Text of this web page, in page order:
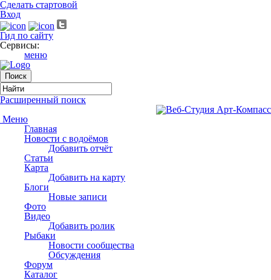
Сделать стартовой
Вход
Гид по сайту
Сервисы:
меню
Расширенный поиск
Меню
Главная
Новости с водоёмов
Добавить отчёт
Статьи
Карта
Добавить на карту
Блоги
Новые записи
Фото
Видео
Добавить ролик
Рыбаки
Новости сообщества
Обсуждения
Форум
Каталог